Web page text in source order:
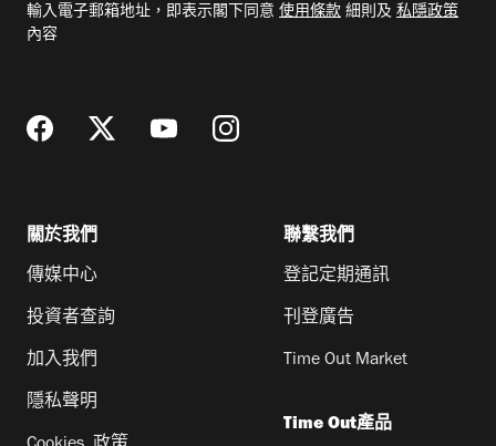
郵
輸入電子郵箱地址，即表示閣下同意 使用條款 細則及 私隱政策
內容
關於我們
傳媒中心
投資者查詢
加入我們
隱私聲明
聯繫我們
登記定期通訊
刊登廣告
Time Out Market
Time Out產品